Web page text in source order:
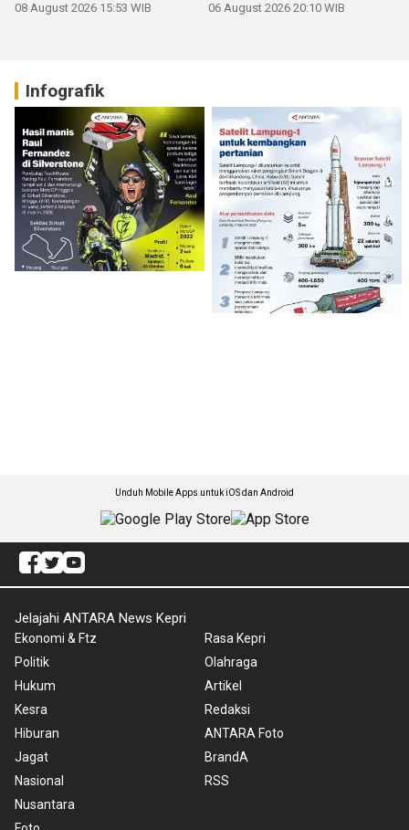
08 August 2026 15:53 WIB 06 August 2026 20:10 WIB
Infografik
Unduh Mobile Apps untuk iOS dan Android
Jelajahi ANTARA News Kepri
Ekonomi & Ftz
Politik
Hukum
Kesra
Hiburan
Jagat
Nasional
Nusantara
Rasa Kepri
Olahraga
Artikel
Redaksi
ANTARA Foto
BrandA
RSS